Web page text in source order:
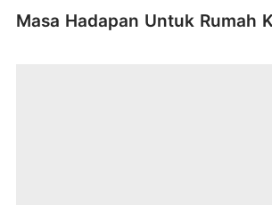
Masa Hadapan Untuk Rumah